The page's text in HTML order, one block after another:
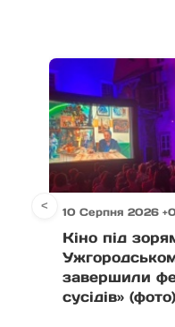
10 Серпня 2026
Кіно під
завершили
сусідів» (фото)
<